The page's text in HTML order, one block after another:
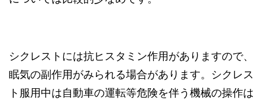
シクレストには抗ヒスタミン作用がありますので、
眠気の副作用がみられる場合があります。シクレス
ト服用中は自動車の運転等危険を伴う機械の操作は